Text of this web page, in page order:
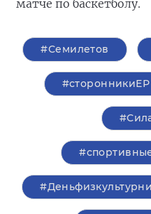
матче по баскетболу.
#Семилетов
#сторонникиЕР